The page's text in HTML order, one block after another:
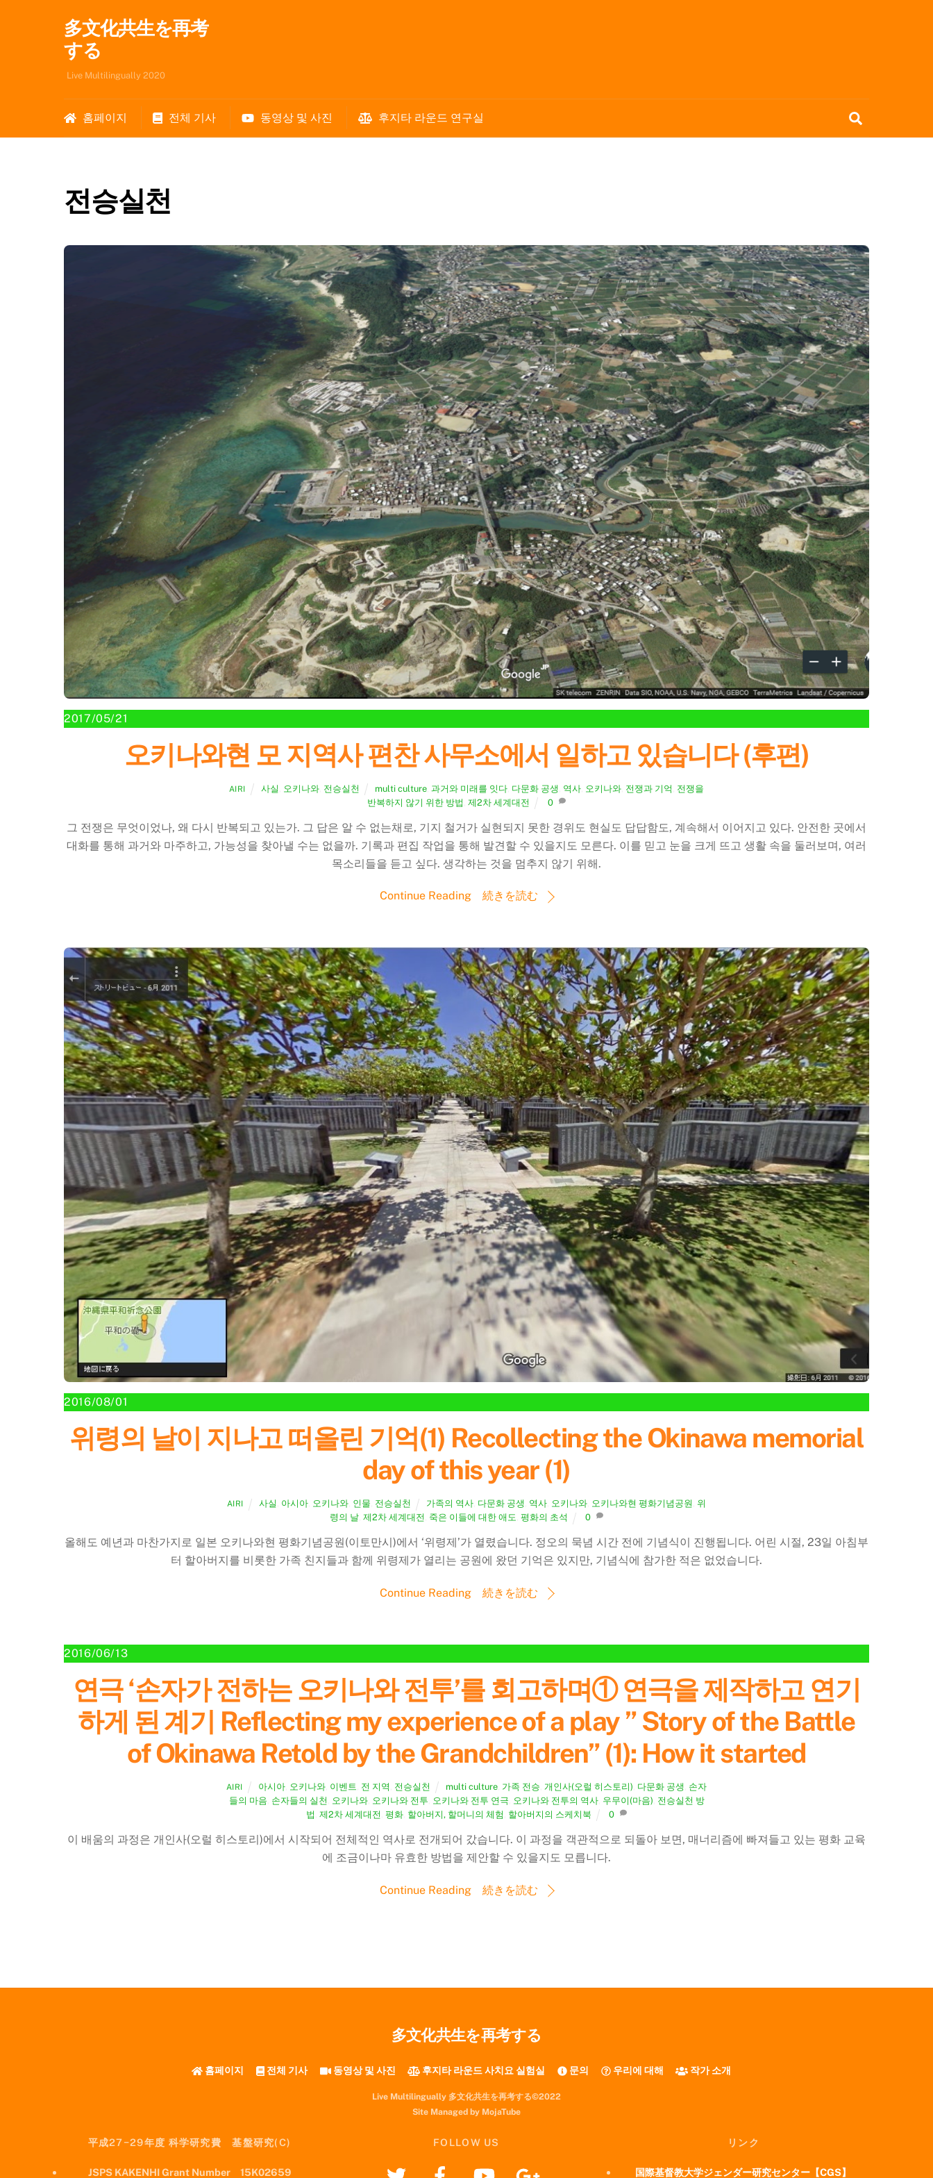
多文化共生を再考
する
Live Multilingually 2020
홈페이지 전체 기사 동영상 및 사진 후지타 라운드 연구실
전승실천
2017/05/21
오키나와현 모 지역사 편찬 사무소에서 일하고 있습니다 (후편)
AIRI 사실 오키나와 전승실천 multi culture ,과거와 미래를 잇다 다문화 공생 역사 오키나와 전쟁과 기억 전쟁을
반복하지 않기 위한 방법 ,제2차 세계대전 0
그 전쟁은 무엇이었나, 왜 다시 반복되고 있는가. 그 답은 알 수 없는채로, 기지 철거가 실현되지 못한 경위도 현실도 답답함도, 계속해서 이어지고 있다. 안전한 곳에서
대화를 통해 과거와 마주하고, 가능성을 찾아낼 수는 없을까. 기록과 편집 작업을 통해 발견할 수 있을지도 모른다. 이를 믿고 눈을 크게 뜨고 생활 속을 둘러보며, 여러
목소리들을 듣고 싶다. 생각하는 것을 멈추지 않기 위해.
Continue Reading 続きを読む
2016/08/01
위령의 날이 지나고 떠올린 기억(1) Recollecting the Okinawa memorial
day of this year (1)
AIRI 사실 아시아 오키나와 인물 전승실천 가족의 역사 다문화 공생 역사 오키나와 오키나와현 평화기념공원 위
령의 날, 제2차 세계대전 죽은 이들에 대한 애도 평화의 초석 0
올해도 예년과 마찬가지로 일본 오키나와현 평화기념공원(이토만시)에서 ‘위령제’가 열렸습니다. 정오의 묵념 시간 전에 기념식이 진행됩니다. 어린 시절, 23일 아침부
터 할아버지를 비롯한 가족 친지들과 함께 위령제가 열리는 공원에 왔던 기억은 있지만, 기념식에 참가한 적은 없었습니다.
Continue Reading 続きを読む
2016/06/13
연극 ‘손자가 전하는 오키나와 전투’를 회고하며① 연극을 제작하고 연기
하게 된 계기 Reflecting my experience of a play ” Story of the Battle
of Okinawa Retold by the Grandchildren” (1): How it started
AIRI 아시아 오키나와 이벤트 전 지역 전승실천 multi culture 가족 전승 개인사(오럴 히스토리) 다문화 공생 손자
들의 마음 손자들의 실천 오키나와, 오키나와 전투 오키나와 전투 연극 오키나와 전투의 역사, 우무이(마음) 전승실천 방
법 제2차 세계대전 평화, 할아버지, 할머니의 체험 할아버지의 스케치북 0
이 배움의 과정은 개인사(오럴 히스토리)에서 시작되어 전체적인 역사로 전개되어 갔습니다. 이 과정을 객관적으로 되돌아 보면, 매너리즘에 빠져들고 있는 평화 교육
에 조금이나마 유효한 방법을 제안할 수 있을지도 모릅니다.
Continue Reading 続きを読む
多文化共生を再考する
홈페이지 전체 기사 동영상 및 사진 후지타 라운드 사치요 실험실 문의 우리에 대해 작가 소개
Live Multilingually 多文化共生を再考する©2022
Site Managed by MojaTube
平成27−29年度 科学研究費 基盤研究(C)
JSPS KAKENHI Grant Number 15K02659
FOLLOW US リンク
国際基督教大学ジェンダー研究センター【CGS】